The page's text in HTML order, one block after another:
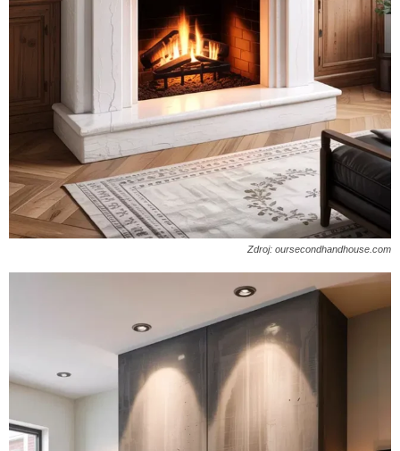
Zdroj: oursecondhandhouse.com